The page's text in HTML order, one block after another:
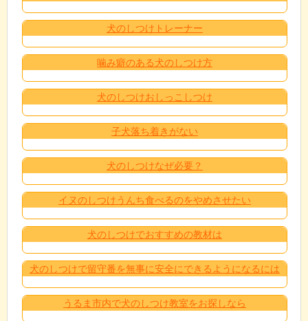
犬のしつけトレーナー
噛み癖のある犬のしつけ方
犬のしつけおしっこしつけ
子犬落ち着きがない
犬のしつけなぜ必要？
イヌのしつけうんち食べるのをやめさせたい
犬のしつけでおすすめの教材は
犬のしつけで留守番を無事に安全にできるようになるには
うるま市内で犬のしつけ教室をお探しなら